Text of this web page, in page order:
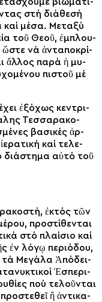
στή διά­θε­σή
καί μέ­σα. Με­τα­ξύ
τοῦ Θε­οῦ, ἐμ­πλου­
ὥ­στε νά ἀν­τα­πο­κρί­
ἄλ­λος πα­ρά ἡ μυ­
πι­στοῦ μέ
ἐ­ξό­χως κεν­τρι­
Τεσ­σα­ρα­κο­
βα­σι­κές ἀρ­
καί τε­λε­
δι­ά­στη­μα αὐ­τό τοῦ
ἐ­κτός τῶν
προ­στί­θεν­ται
στό πλαί­σιο καί
ἐν λό­γῳ πε­ρι­ό­δου,
τά Με­γά­λα Ἀ­πό­δει­
Ἑσπε­ρι­
πού τε­λοῦν­ται
ἤ ἀν­τι­κα­